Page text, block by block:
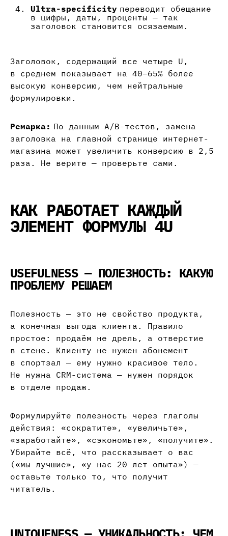
Ultra-specificity переводит обещание
в цифры, даты, проценты — так
заголовок становится осязаемым.
Заголовок, содержащий все четыре U,
в среднем показывает на 40–65% более
высокую конверсию, чем нейтральные
формулировки.
Ремарка: По данным A/B-тестов, замена
заголовка на главной странице интернет-
магазина может увеличить конверсию в 2,5
раза. Не верите — проверьте сами.
КАК РАБОТАЕТ КАЖДЫЙ
ЭЛЕМЕНТ ФОРМУЛЫ 4U
USEFULNESS — ПОЛЕЗНОСТЬ: КАКУЮ
ПРОБЛЕМУ РЕШАЕМ
Полезность — это не свойство продукта,
а конечная выгода клиента. Правило
простое: продаём не дрель, а отверстие
в стене. Клиенту не нужен абонемент
в спортзал — ему нужно красивое тело.
Не нужна CRM-система — нужен порядок
в отделе продаж.
Формулируйте полезность через глаголы
действия: «сократите», «увеличьте»,
«заработайте», «сэкономьте», «получите».
Убирайте всё, что рассказывает о вас
(«мы лучшие», «у нас 20 лет опыта») —
оставьте только то, что получит
читатель.